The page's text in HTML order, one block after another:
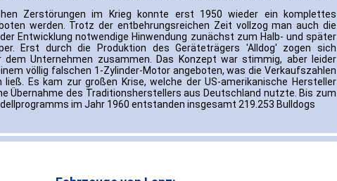
Zerstörungen im Krieg konnte erst 1950 wieder ein komplettes
werden. Trotz der entbehrungsreichen Zeit vollzog man auch die
Entwicklung notwendige Hinwendung zunächst zum Halb- und später
Erst durch die Produktion des Geräteträgers 'Alldog' zogen sich
dem Unternehmen zusammen. Das Konzept war stimmig, aber leider
völlig falschen 1-Zylinder-Motor angeboten, was die Verkaufszahlen
Es kam zur großen Krise, welche der US-amerikanische Hersteller
Übernahme des Traditionsherstellers aus Deutschland nutzte. Bis zum
im Jahr 1960 entstanden insgesamt 219.253 Bulldogs